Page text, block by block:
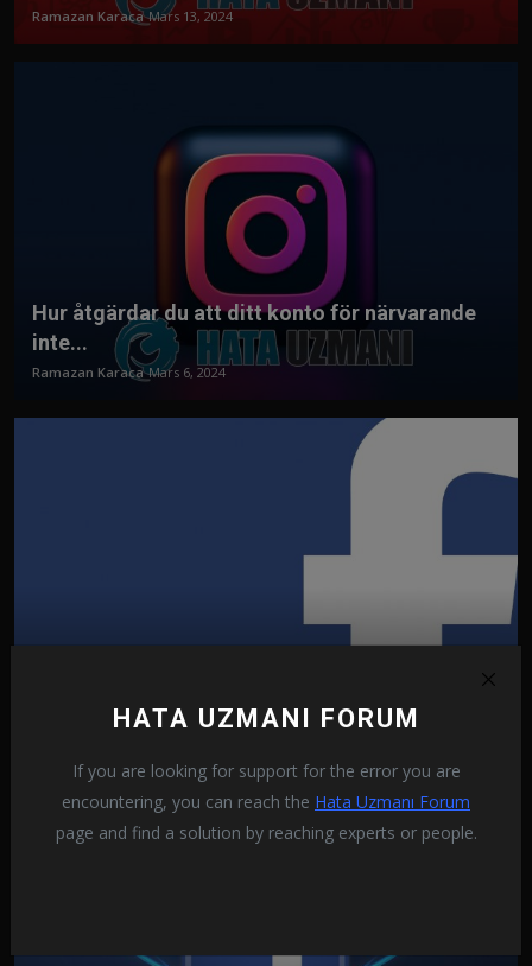
HATA UZMANI FORUM
If you are looking for support for the error you are
encountering, you can reach the Hata Uzmanı Forum
page and find a solution by reaching experts or people.
Ramazan Karaca Mars 13, 2024
Hur åtgärdar du att ditt konto för närvarande
inte...
Ramazan Karaca Mars 6, 2024
Ramazan Karaca Mars 6, 2024